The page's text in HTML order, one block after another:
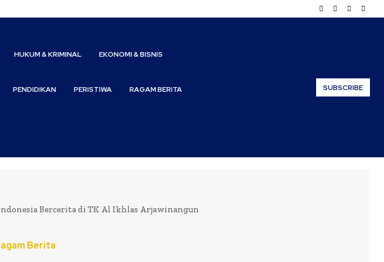
HUKUM & KRIMINAL EKONOMI & BISNIS
PENDIDIKAN PERISTIWA RAGAM BERITA SUBSCRIBE
Bercerita di TK Al Ikhlas Arjawinangun
Berita